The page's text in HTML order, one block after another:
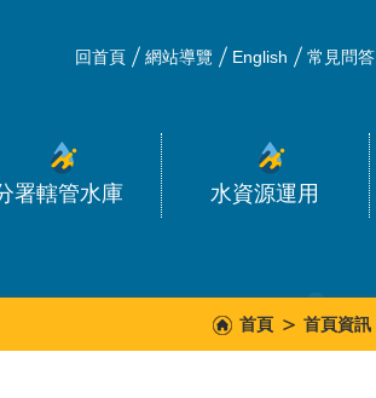
回首頁 網站導覽 English 常見問答
署轄管水庫 水資源運用
首頁 首頁資訊